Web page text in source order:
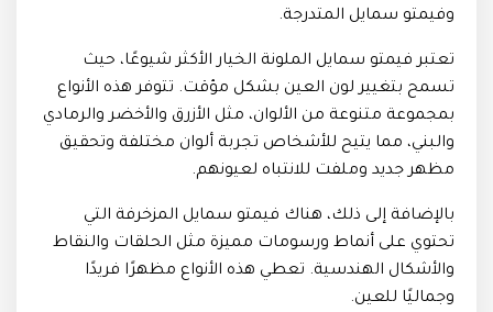
وفيمتو سمايل المتدرجة.
تعتبر فيمتو سمايل الملونة الخيار الأكثر شيوعًا، حيث
تسمح بتغيير لون العين بشكل مؤقت. تتوفر هذه الأنواع
بمجموعة متنوعة من الألوان، مثل الأزرق والأخضر والرمادي
والبني، مما يتيح للأشخاص تجربة ألوان مختلفة وتحقيق
مظهر جديد وملفت للانتباه لعيونهم.
بالإضافة إلى ذلك، هناك فيمتو سمايل المزخرفة التي
تحتوي على أنماط ورسومات مميزة مثل الحلقات والنقاط
والأشكال الهندسية. تعطي هذه الأنواع مظهرًا فريدًا
وجماليًا للعين.